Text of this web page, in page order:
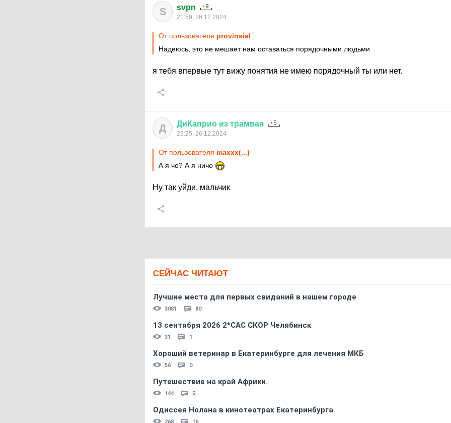
S svpn
21:59, 26.12.2024
От пользователя provinsial
Надеюсь, это не мешает нам оставаться порядочными людьми
я тебя впервые тут вижу понятия не имею порядочный ты или нет.
Д ДиКаприо из трамвая
23:25, 26.12.2024
От пользователя maxxx(...)
А я чо? А я ничо
Ну так уйди, мальчик
СЕЙЧАС ЧИТАЮТ
Лучшие места для первых свиданий в нашем городе
3081 80
13 сентября 2026 2*CAC СКОР Челябинск
31 1
Хороший ветеринар в Екатеринбурге для лечения МКБ
56 0
Путешествие на край Африки.
144 5
Одиссея Нолана в кинотеатрах Екатеринбурга